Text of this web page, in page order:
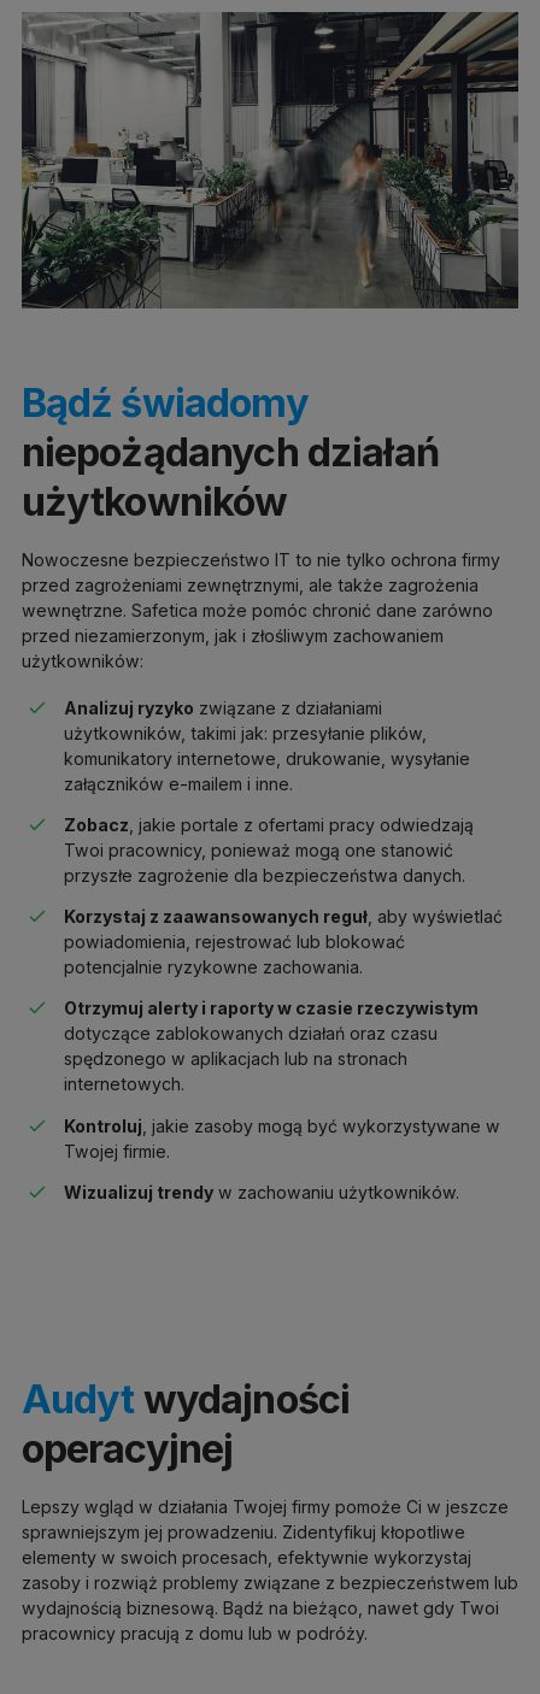
Bądź świadomy
niepożądanych działań
użytkowników
Nowoczesne bezpieczeństwo IT to nie tylko ochrona firmy
przed zagrożeniami zewnętrznymi, ale także zagrożenia
wewnętrzne. Safetica może pomóc chronić dane zarówno
przed niezamierzonym, jak i złośliwym zachowaniem
użytkowników:
Analizuj ryzyko związane z działaniami
użytkowników, takimi jak: przesyłanie plików,
komunikatory internetowe, drukowanie, wysyłanie
załączników e-mailem i inne.
Zobacz , jakie portale z ofertami pracy odwiedzają
Twoi pracownicy, ponieważ mogą one stanowić
przyszłe zagrożenie dla bezpieczeństwa danych.
Korzystaj z zaawansowanych reguł, aby wyświetlać
powiadomienia, rejestrować lub blokować
potencjalnie ryzykowne zachowania.
Otrzymuj alerty i raporty w czasie rzeczywistym
dotyczące zablokowanych działań oraz czasu
spędzonego w aplikacjach lub na stronach
internetowych.
Kontroluj , jakie zasoby mogą być wykorzystywane w
Twojej firmie.
Wizualizuj trendyw zachowaniu użytkowników.
Audytwydajności
operacyjnej
Lepszy wgląd w działania Twojej firmy pomoże Ci w jeszcze
sprawniejszym jej prowadzeniu. Zidentyfikuj kłopotliwe
elementy w swoich procesach, efektywnie wykorzystaj
zasoby i rozwiąż problemy związane z bezpieczeństwem lub
wydajnością biznesową. Bądź na bieżąco, nawet gdy Twoi
pracownicy pracują z domu lub w podróży.